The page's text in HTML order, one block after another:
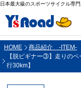
日本最大級のスポーツサイクル専
HOME
商品紹介 -ITEM-
【脱ビギナー③】走りの
行30km】